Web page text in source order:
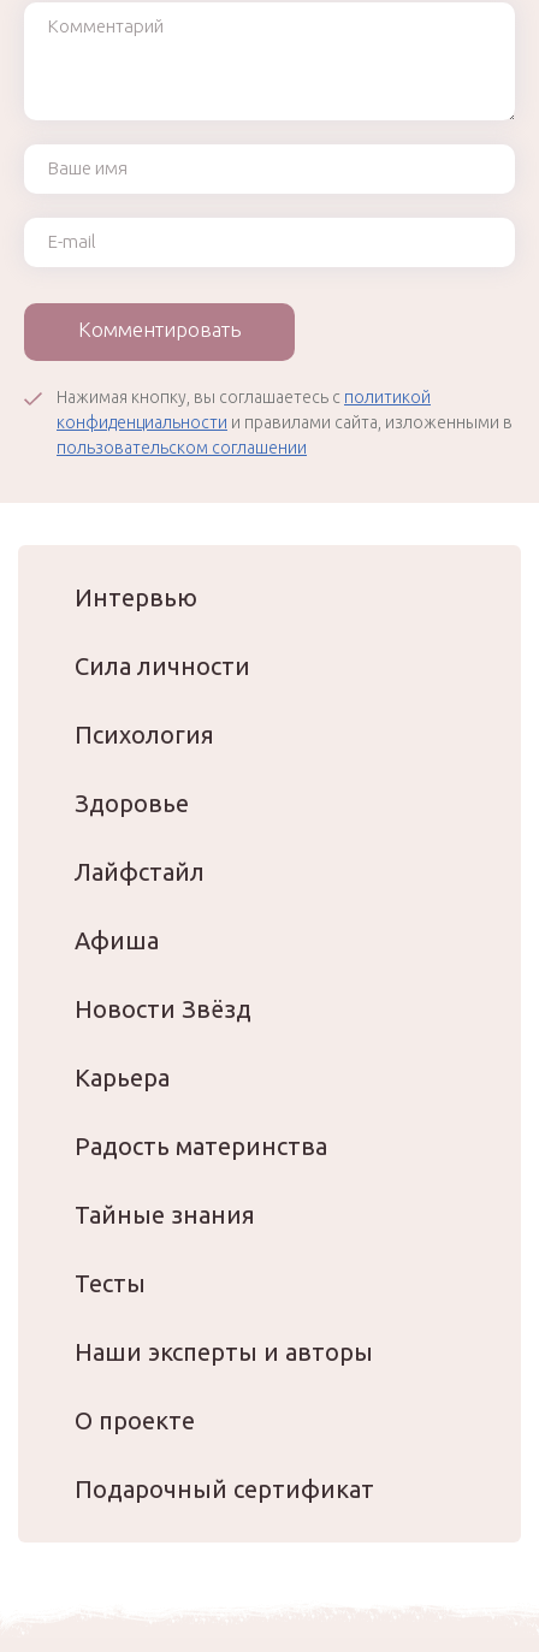
Комментарий
Ваше имя
Ваш e-mail
Комментировать
Нажимая кнопку, вы соглашаетесь с политикой
конфиденциальности и правилами сайта, изложенными в
пользовательском соглашении
Интервью
Сила личности
Психология
Здоровье
Лайфстайл
Афиша
Новости Звёзд
Карьера
Радость материнства
Тайные знания
Тесты
Наши эксперты и авторы
О проекте
Подарочный сертификат